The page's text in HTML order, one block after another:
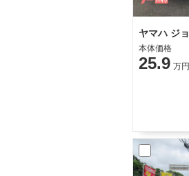
ヤマハ ジ
本体価格
25.9 万円